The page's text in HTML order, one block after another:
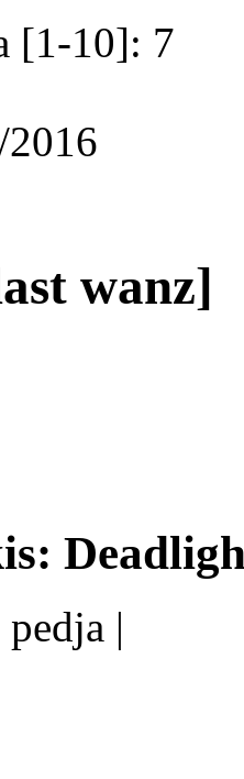
[1-10]: 7
wanz]
|